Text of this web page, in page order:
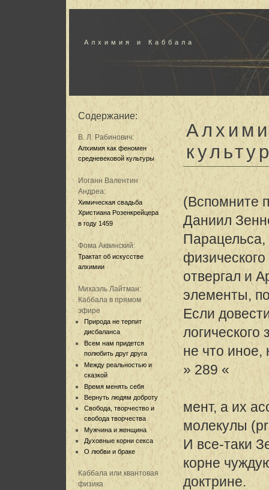
Алхимия и Каббала
Содержание:
В. Л. Рабинович:
Алхимия как феномен
средневековой культуры
Иоганн Валентин
Андреа:
Химическая свадьба
Христиана Розенкрейцера
в году 1459
Фома Аквинский:
Трактат об искусстве
алхимии
Михаэль Лайтман:
Каббала в прямом
эфире
Природа не терпит
дисбаланса
Всем нам придется
полюбить друг друга
Между реальностью и
сказкой
Время менять себя
Вернуть людям доброту
Свобода, творчество и
свобода творчества
Мужчина и женщина
Духовные корни секса
О любви и браке
Каббала или квантовая
физика
(Вспомните
Даниил
Парацельса,
отвергал и
элементы,
Если
не что иное,
» 289 «
мент, а их
молекулы
И все-таки
корне
доктрине.